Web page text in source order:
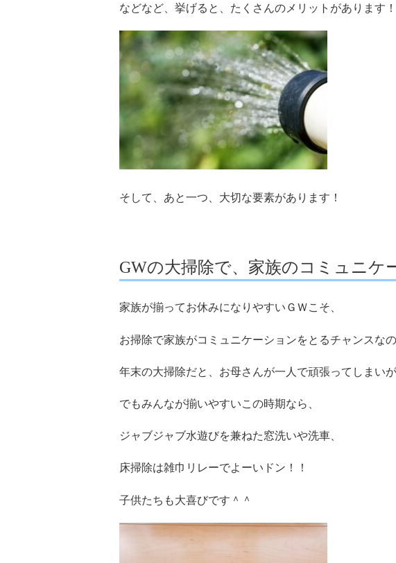
などなど、挙げると、たくさんのメリットがあります！
そして、あと一つ、大切な要素があります！
GWの大掃除で、家族のコミュニケ
家族が揃ってお休みになりやすいＧＷこそ、
お掃除で家族がコミュニケーションをとるチャンスなの
年末の大掃除だと、お母さんが一人で頑張ってしまいが
でもみんなが揃いやすいこの時期なら、
ジャブジャブ水遊びを兼ねた窓洗いや洗車、
床掃除は雑巾リレーでよーいドン！！
子供たちも大喜びです＾＾